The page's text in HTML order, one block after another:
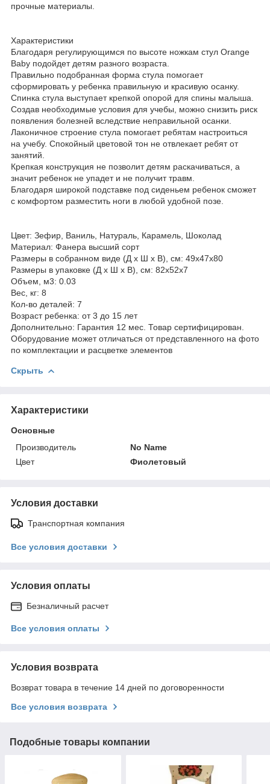
прочные материалы.
Характеристики
Благодаря регулирующимся по высоте ножкам стул Orange
Baby подойдет детям разного возраста.
Правильно подобранная форма стула помогает
сформировать у ребенка правильную и красивую осанку.
Спинка стула выступает крепкой опорой для спины малыша.
Создав необходимые условия для учебы, можно снизить риск
появления болезней вследствие неправильной осанки.
Лаконичное строение стула помогает ребятам настроиться
на учебу. Спокойный цветовой тон не отвлекает ребят от
занятий.
Крепкая конструкция не позволит детям раскачиваться, а
значит ребенок не упадет и не получит травм.
Благодаря широкой подставке под сиденьем ребенок сможет
с комфортом разместить ноги в любой удобной позе.
Цвет: Зефир, Ваниль, Натураль, Карамель, Шоколад
Материал: Фанера высший сорт
Размеры в собранном виде (Д х Ш х В), см: 49х47х80
Размеры в упаковке (Д х Ш х В), см: 82х52х7
Объем, м3: 0.03
Вес, кг: 8
Кол-во деталей: 7
Возраст ребенка: от 3 до 15 лет
Дополнительно: Гарантия 12 мес. Товар сертифицирован.
Оборудование может отличаться от представленного на фото
по комплектации и расцветке элементов
Скрыть
Характеристики
Основные
Производитель
No Name
Цвет
Фиолетовый
Условия доставки
Транспортная компания
Все условия доставки
Условия оплаты
Безналичный расчет
Все условия оплаты
Условия возврата
Возврат товара в течение 14 дней по договоренности
Все условия возврата
Подобные товары компании